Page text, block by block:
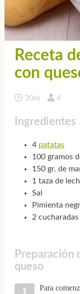
Receta
con
30m 4
Ingredientes
4 patatas
100 gramos
150 gr. de
1 taza de
Sal
Pimienta
2 cucharadas
Preparación
queso
Para